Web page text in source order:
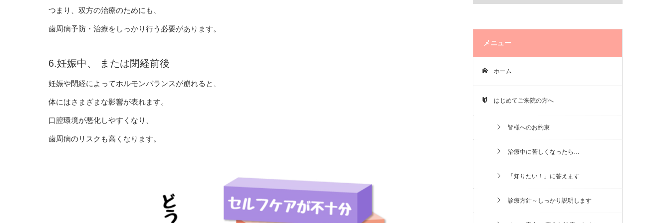
つまり、双方の治療のためにも、
歯周病予防・治療をしっかり行う必要があります。
6.妊娠中、 または閉経前後
妊娠や閉経によってホルモンバランスが崩れると、
体にはさまざまな影響が表れます。
口腔環境が悪化しやすくなり、
歯周病のリスクも高くなります。
メニュー
ホーム
はじめてご来院の方へ
皆様へのお約束
治療中に苦しくなったら…
「知りたい！」に答えます
診療方針～しっかり説明します